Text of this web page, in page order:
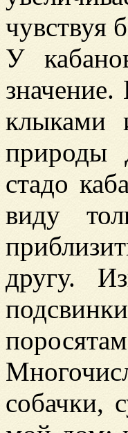
чувствуя
У
клыками
природы
стадо
виду
другу.
собачки,